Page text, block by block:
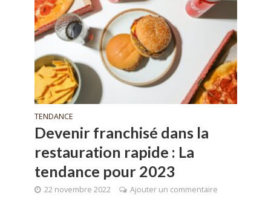
TENDANCE
Devenir franchisé dans la
restauration rapide : La
tendance pour 2023
22 novembre 2022 Ajouter un commentaire